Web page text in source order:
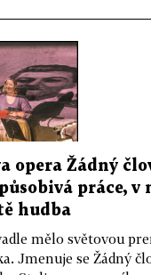
opera Žádný
práce, v
hudba
mělo světovou
Jmenuje se Žádný